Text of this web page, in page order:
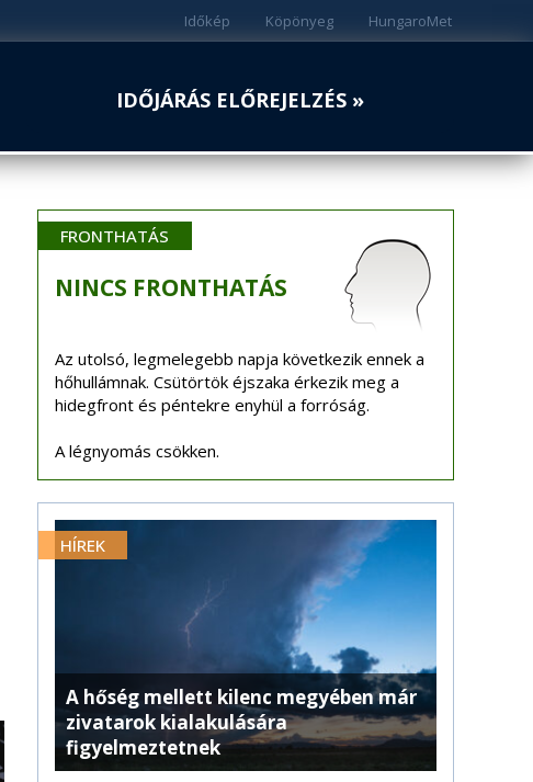
HungaroMet
Köpönyeg
Időkép
IDŐJÁRÁS ELŐREJELZÉS »
FRONTHATÁS
NINCS FRONTHATÁS
Az utolsó, legmelegebb napja következik ennek a
hőhullámnak. Csütörtök éjszaka érkezik meg a
hidegfront és péntekre enyhül a forróság.
A légnyomás csökken.
HÍREK
A hőség mellett kilenc megyében már
zivatarok kialakulására
figyelmeztetnek